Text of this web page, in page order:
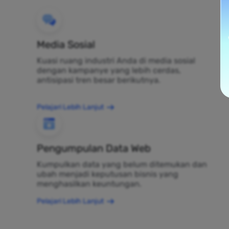
Media Sosial
Kuasi ruang industri Anda di media sosial
dengan kampanye yang lebih cerdas,
antisipasi tren besar berikutnya.
Pelajari Lebih Lanjut
Pengumpulan Data Web
Kumpulkan data yang belum ditemukan dan
ubah menjadi keputusan bisnis yang
menghasilkan keuntungan.
Pelajari Lebih Lanjut